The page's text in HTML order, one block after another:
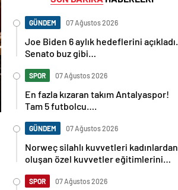
GÜNDEM 07 Ağustos 2026
Joe Biden 6 aylık hedeflerini açıkladı.
Senato buz gibi…
SPOR 07 Ağustos 2026
En fazla kızaran takım Antalyaspor!
Tam 5 futbolcu….
GÜNDEM 07 Ağustos 2026
Norweç silahlı kuvvetleri kadınlardan
oluşan özel kuvvetler eğitimlerini
SPOR 07 Ağustos 2026